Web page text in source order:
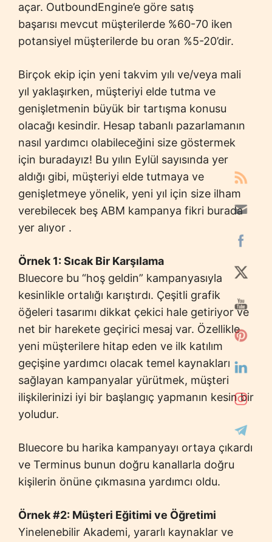
açar. OutboundEngine’e göre satış
başarısı mevcut müşterilerde %60-70 iken
potansiyel müşterilerde bu oran %5-20’dir.
Birçok ekip için yeni takvim yılı ve/veya mali
yıl yaklaşırken, müşteriyi elde tutma ve
genişletmenin büyük bir tartışma konusu
olacağı kesindir. Hesap tabanlı pazarlamanın
nasıl yardımcı olabileceğini size göstermek
için buradayız! Bu yılın Eylül sayısında yer
aldığı gibi, müşteriyi elde tutmaya ve
genişletmeye yönelik, yeni yıl için size ilham
verebilecek beş ABM kampanya fikri burada
yer alıyor .
Örnek 1: Sıcak Bir Karşılama
Bluecore bu “hoş geldin” kampanyasıyla
kesinlikle ortalığı karıştırdı. Çeşitli grafik
öğeleri tasarımı dikkat çekici hale getiriyor ve
net bir harekete geçirici mesaj var. Özellikle
yeni müşterilere hitap eden ve ilk katılım
geçişine yardımcı olacak temel kaynakları
sağlayan kampanyalar yürütmek, müşteri
ilişkilerinizi iyi bir başlangıç ​​​​yapmanın kesin bir
yoludur.
Bluecore bu harika kampanyayı ortaya çıkardı
ve Terminus bunun doğru kanallarla doğru
kişilerin önüne çıkmasına yardımcı oldu.
Örnek #2: Müşteri Eğitimi ve Öğretimi
Yinelenebilir Akademi, yararlı kaynaklar ve